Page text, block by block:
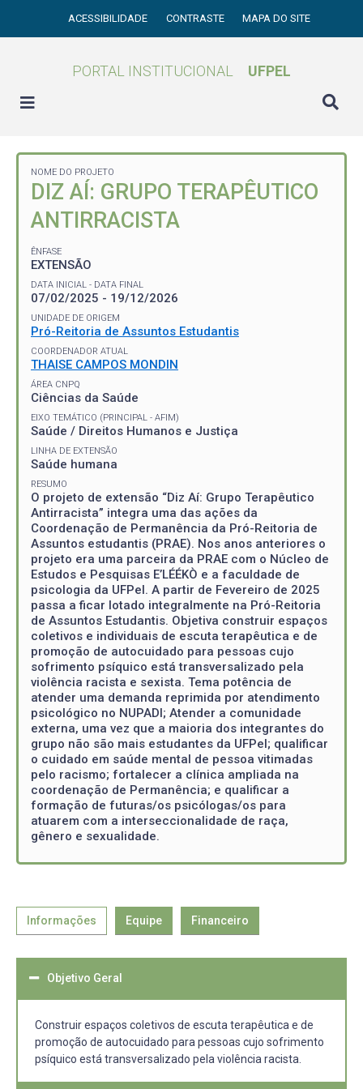
ACESSIBILIDADE CONTRASTE MAPA DO SITE
PORTAL INSTITUCIONAL UFPEL
NOME DO PROJETO
DIZ AÍ: GRUPO TERAPÊUTICO
ANTIRRACISTA
ÊNFASE
EXTENSÃO
DATA INICIAL - DATA FINAL
07/02/2025 - 19/12/2026
UNIDADE DE ORIGEM
Pró-Reitoria de Assuntos Estudantis
COORDENADOR ATUAL
THAISE CAMPOS MONDIN
ÁREA CNPQ
Ciências da Saúde
EIXO TEMÁTICO (PRINCIPAL - AFIM)
Saúde / Direitos Humanos e Justiça
LINHA DE EXTENSÃO
Saúde humana
RESUMO
O projeto de extensão “Diz Aí: Grupo Terapêutico
Antirracista” integra uma das ações da
Coordenação de Permanência da Pró-Reitoria de
Assuntos estudantis (PRAE). Nos anos anteriores o
projeto era uma parceira da PRAE com o Núcleo de
Estudos e Pesquisas E’LÉÉKÒ e a faculdade de
psicologia da UFPel. A partir de Fevereiro de 2025
passa a ficar lotado integralmente na Pró-Reitoria
de Assuntos Estudantis. Objetiva construir espaços
coletivos e individuais de escuta terapêutica e de
promoção de autocuidado para pessoas cujo
sofrimento psíquico está transversalizado pela
violência racista e sexista. Tema potência de
atender uma demanda reprimida por atendimento
psicológico no NUPADI; Atender a comunidade
externa, uma vez que a maioria dos integrantes do
grupo não são mais estudantes da UFPel; qualificar
o cuidado em saúde mental de pessoa vitimadas
pelo racismo; fortalecer a clínica ampliada na
coordenação de Permanência; e qualificar a
formação de futuras/os psicólogas/os para
atuarem com a interseccionalidade de raça,
gênero e sexualidade.
Informações Equipe Financeiro
Objetivo Geral
Construir espaços coletivos de escuta terapêutica e de
promoção de autocuidado para pessoas cujo sofrimento
psíquico está transversalizado pela violência racista.